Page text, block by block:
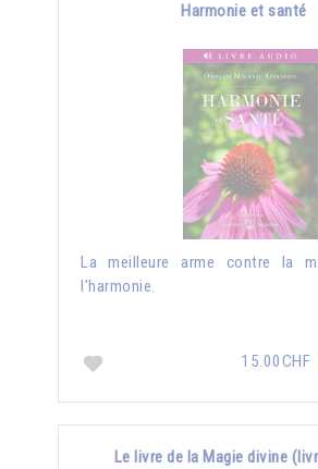
Harmonie et santé
La meilleure arme contre la
l’harmonie.
15.00CHF
Le livre de la Magie divine